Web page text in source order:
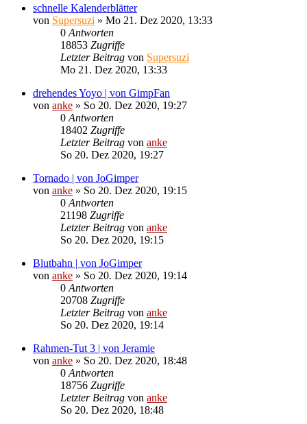
schnelle Kalenderblätter
von Supersuzi » Mo 21. Dez 2020, 13:33
0 Antworten
18853 Zugriffe
Letzter Beitrag von Supersuzi
Mo 21. Dez 2020, 13:33
drehendes Yoyo | von GimpFan
von anke » So 20. Dez 2020, 19:27
0 Antworten
18402 Zugriffe
Letzter Beitrag von anke
So 20. Dez 2020, 19:27
Tornado | von JoGimper
von anke » So 20. Dez 2020, 19:15
0 Antworten
21198 Zugriffe
Letzter Beitrag von anke
So 20. Dez 2020, 19:15
Blutbahn | von JoGimper
von anke » So 20. Dez 2020, 19:14
0 Antworten
20708 Zugriffe
Letzter Beitrag von anke
So 20. Dez 2020, 19:14
Rahmen-Tut 3 | von Jeramie
von anke » So 20. Dez 2020, 18:48
0 Antworten
18756 Zugriffe
Letzter Beitrag von anke
So 20. Dez 2020, 18:48